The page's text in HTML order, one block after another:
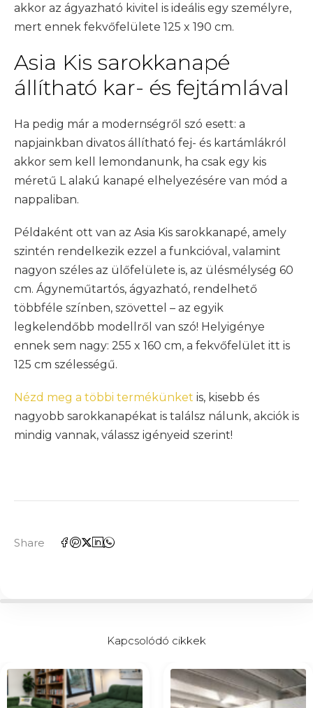
akkor az ágyazható kivitel is ideális egy személyre,
mert ennek fekvőfelülete 125 x 190 cm.
Asia Kis sarokkanapé
állítható kar- és fejtámlával
Ha pedig már a modernségről szó esett: a
napjainkban divatos állítható fej- és kartámlákról
akkor sem kell lemondanunk, ha csak egy kis
méretű L alakú kanapé elhelyezésére van mód a
nappaliban.
Példaként ott van az Asia Kis sarokkanapé, amely
szintén rendelkezik ezzel a funkcióval, valamint
nagyon széles az ülőfelülete is, az ülésmélység 60
cm. Ágyneműtartós, ágyazható, rendelhető
többféle színben, szövettel – az egyik
legkelendőbb modellről van szó! Helyigénye
ennek sem nagy: 255 x 160 cm, a fekvőfelület itt is
125 cm szélességű.
Nézd meg a többi termékünket is, kisebb és
nagyobb sarokkanapékat is találsz nálunk, akciók is
mindig vannak, válassz igényeid szerint!
Share
Kapcsolódó cikkek